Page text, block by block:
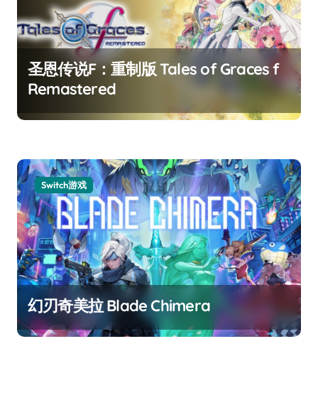
圣恩传说F：重制版 Tales of Graces f
Remastered
Switch游戏
幻刃奇美拉 Blade Chimera